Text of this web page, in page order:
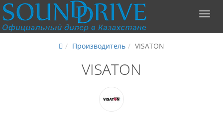
Производитель VISATON
VISATON